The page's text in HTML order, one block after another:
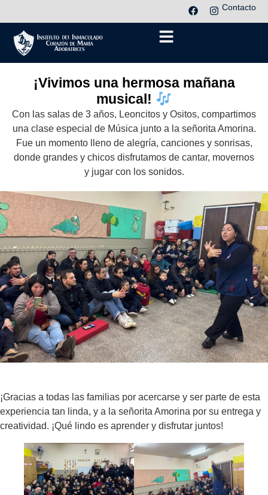
Contacto
¡Vivimos una hermosa mañana
musical!
Con las salas de 3 años, Leoncitos y Ositos, compartimos
una clase especial de Música junto a la señorita Amorina.
Fue un momento lleno de alegría, canciones y sonrisas,
donde grandes y chicos disfrutamos de cantar, movernos
y jugar con los sonidos.
¡Gracias a todas las familias por acercarse y ser parte de esta
experiencia tan linda, y a la señorita Amorina por su entrega y
creatividad. ¡Qué lindo es aprender y disfrutar juntos!